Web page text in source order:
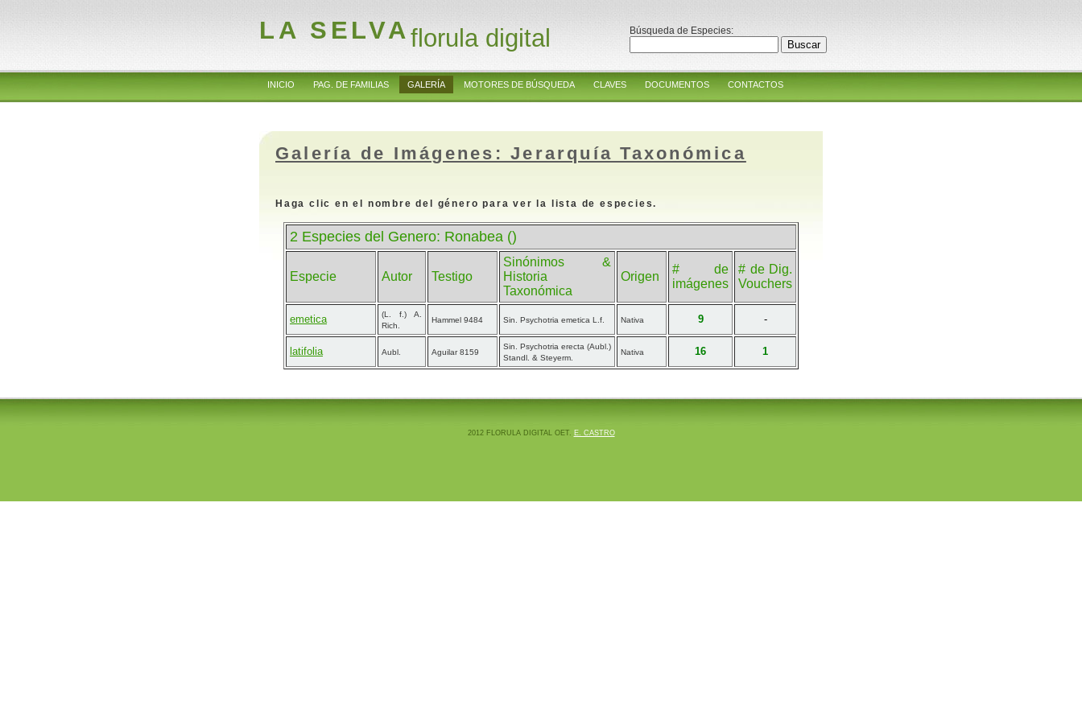
LA SELVAflorula digital Búsqueda de Especies:
INICIO PAG. DE FAMILIAS GALERÍA MOTORES DE BÚSQUEDA CLAVES DOCUMENTOS CONTACTOS
Galería de Imágenes: Jerarquía Taxonómica
Haga clic en el nombre del género para ver la lista de especies.
2 Especies del Genero: Ronabea ()
Especie Autor Testigo
Sinónimos &
Historia
Taxonómica
Origen
# de
imágenes
# de Dig.
Vouchers
emetica
(L. f.) A.
Rich.
Hammel 9484 Sin. Psychotria emetica L.f. Nativa 9 -
latifolia Aubl. Aguilar 8159
Sin. Psychotria erecta (Aubl.)
Standl. & Steyerm.
Nativa 16 1
2012 FLORULA DIGITAL OET. E. CASTRO